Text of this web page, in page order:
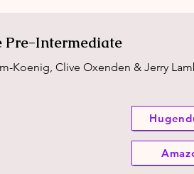
Pre-Intermediate
Koenig, Clive Oxenden & Jerry